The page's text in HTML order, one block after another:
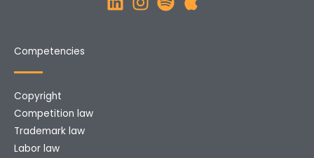
Competencies
Copyright
Competition law
Trademark law
Labor law